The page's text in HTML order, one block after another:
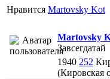
Нравится Martovsky Kot
Martovsky
Завсегдатай
1940 252
(Кировская